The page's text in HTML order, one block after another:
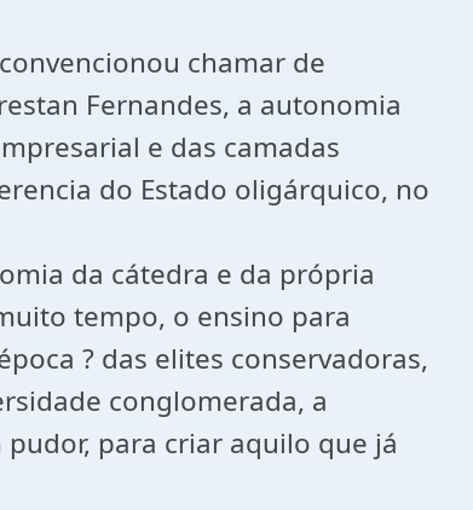
chamar de
Fernandes, a autonomia
e das camadas
do Estado oligárquico, no
da cátedra e da própria
tempo, o ensino para
? das elites conservadoras,
conglomerada, a
para criar aquilo que já